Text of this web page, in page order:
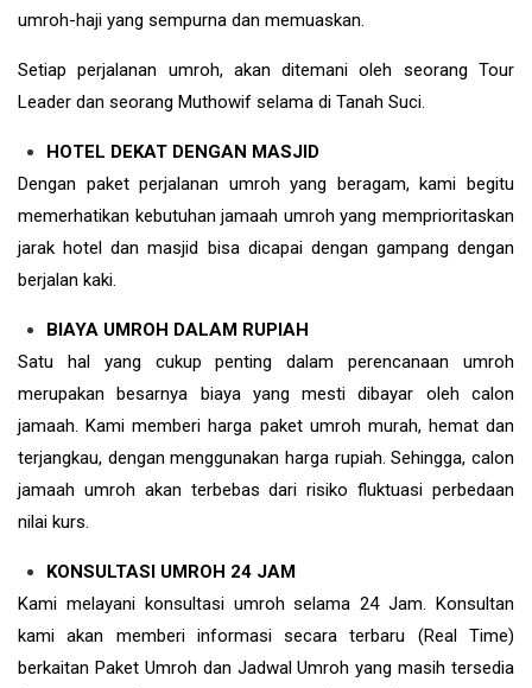
umroh-haji yang sempurna dan memuaskan.
Setiap perjalanan umroh, akan ditemani oleh seorang Tour
Leader dan seorang Muthowif selama di Tanah Suci.
HOTEL DEKAT DENGAN MASJID
Dengan paket perjalanan umroh yang beragam, kami begitu
memerhatikan kebutuhan jamaah umroh yang memprioritaskan
jarak hotel dan masjid bisa dicapai dengan gampang dengan
berjalan kaki.
BIAYA UMROH DALAM RUPIAH
Satu hal yang cukup penting dalam perencanaan umroh
merupakan besarnya biaya yang mesti dibayar oleh calon
jamaah. Kami memberi harga paket umroh murah, hemat dan
terjangkau, dengan menggunakan harga rupiah. Sehingga, calon
jamaah umroh akan terbebas dari risiko fluktuasi perbedaan
nilai kurs.
KONSULTASI UMROH 24 JAM
Kami melayani konsultasi umroh selama 24 Jam. Konsultan
kami akan memberi informasi secara terbaru (Real Time)
berkaitan Paket Umroh dan Jadwal Umroh yang masih tersedia